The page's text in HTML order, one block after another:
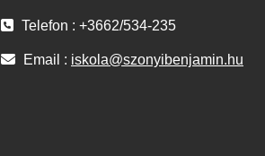
Telefon : +3662/534-235
Email : iskola@szonyibenjamin.hu